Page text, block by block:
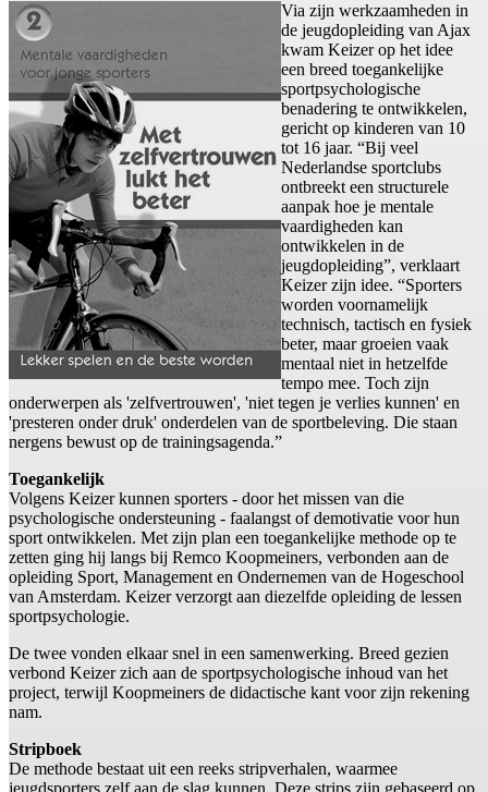
Via zijn werkzaamheden in
de jeugdopleiding van Ajax
kwam Keizer op het idee
een breed toegankelijke
sportpsychologische
benadering te ontwikkelen,
gericht op kinderen van 10
tot 16 jaar. “Bij veel
Nederlandse sportclubs
ontbreekt een structurele
aanpak hoe je mentale
vaardigheden kan
ontwikkelen in de
jeugdopleiding”, verklaart
Keizer zijn idee. “Sporters
worden voornamelijk
technisch, tactisch en fysiek
beter, maar groeien vaak
mentaal niet in hetzelfde
tempo mee. Toch zijn
onderwerpen als 'zelfvertrouwen', 'niet tegen je verlies kunnen' en
'presteren onder druk' onderdelen van de sportbeleving. Die staan
nergens bewust op de trainingsagenda.”
Toegankelijk
Volgens Keizer kunnen sporters - door het missen van die
psychologische ondersteuning - faalangst of demotivatie voor hun
sport ontwikkelen. Met zijn plan een toegankelijke methode op te
zetten ging hij langs bij Remco Koopmeiners, verbonden aan de
opleiding Sport, Management en Ondernemen van de Hogeschool
van Amsterdam. Keizer verzorgt aan diezelfde opleiding de lessen
sportpsychologie.
De twee vonden elkaar snel in een samenwerking. Breed gezien
verbond Keizer zich aan de sportpsychologische inhoud van het
project, terwijl Koopmeiners de didactische kant voor zijn rekening
nam.
Stripboek
De methode bestaat uit een reeks stripverhalen, waarmee